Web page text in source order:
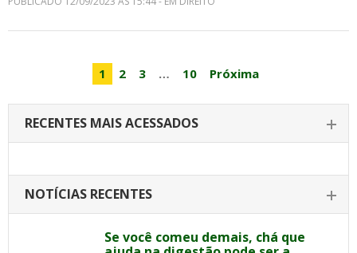
1 2 3 … 10 Próxima
RECENTES MAIS ACESSADOS
NOTÍCIAS RECENTES
Se você comeu demais, chá que